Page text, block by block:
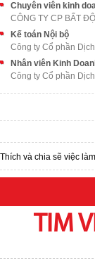
Chuyên viên kinh
CÔNG TY CP BẤT
Kế toán Nội bộ
Công ty Cổ phần
Nhân viên Kinh
Công ty Cổ phần
Thích và chia sẽ việc
TIM